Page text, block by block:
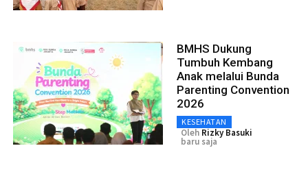
BMHS Dukung
Tumbuh Kembang
Anak melalui Bunda
Parenting Convention
2026
KESEHATAN
Oleh Rizky Basuki
baru saja